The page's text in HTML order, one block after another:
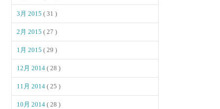
3月 2015( 31 )
2月 2015( 27 )
1月 2015( 29 )
12月 2014( 28 )
11月 2014( 25 )
10月 2014( 28 )